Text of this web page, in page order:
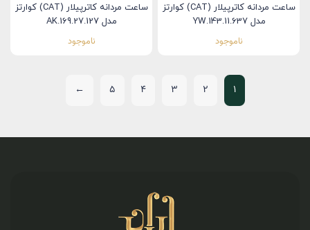
ساعت مردانه کاترپیلار (CAT) کوارتز
مدل YW.143.11.637
ناموجود
ساعت مردانه کاترپیلار (CAT) کوارتز
مدل AK.169.27.127
ناموجود
1
2
3
4
5
←